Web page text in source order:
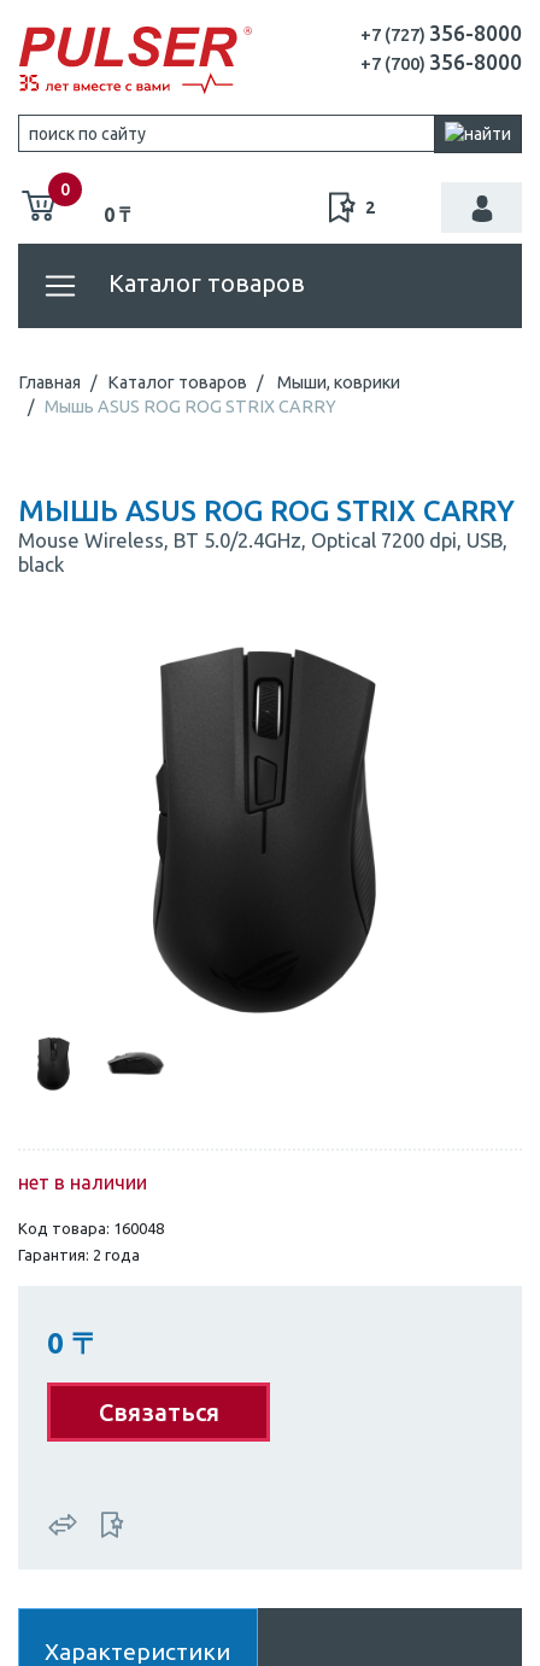
+7 (727) 356-8000
+7 (700) 356-8000
0
0 ₸ 2
Каталог товаров
Главная Каталог товаров
Мыши, коврики
Мышь ASUS ROG ROG STRIX CARRY
МЫШЬ ASUS ROG ROG STRIX CARRY
Mouse Wireless, BT 5.0/2.4GHz, Optical 7200 dpi, USB,
black
нет в наличии
Код товара: 160048
Гарантия: 2 года
0 〒
Связаться
Характеристики